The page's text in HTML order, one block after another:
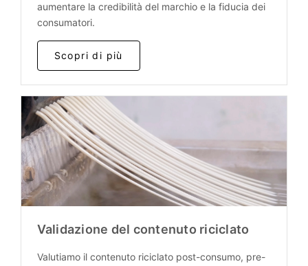
aumentare la credibilità del marchio e la fiducia dei
consumatori.
Scopri di più
Validazione del contenuto riciclato
Valutiamo il contenuto riciclato post-consumo, pre-